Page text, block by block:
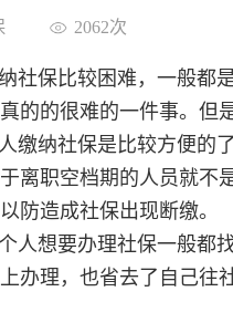
2062次
社保比较困难，一般都
的的很难的一件事。但
缴纳社保是比较方便的
离职空档期的人员就不
防造成社保出现断缴。
人想要办理社保一般都
办理，也省去了自己往